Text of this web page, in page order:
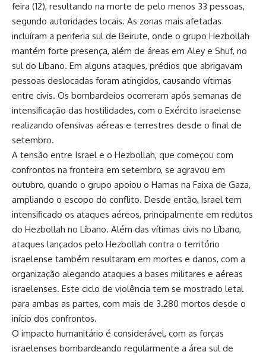
feira (12), resultando na morte de pelo menos 33 pessoas,
segundo autoridades locais. As zonas mais afetadas
incluíram a periferia sul de Beirute, onde o grupo Hezbollah
mantém forte presença, além de áreas em Aley e Shuf, no
sul do Líbano. Em alguns ataques, prédios que abrigavam
pessoas deslocadas foram atingidos, causando vítimas
entre civis. Os bombardeios ocorreram após semanas de
intensificação das hostilidades, com o Exército israelense
realizando ofensivas aéreas e terrestres desde o final de
setembro.
A tensão entre Israel e o Hezbollah, que começou com
confrontos na fronteira em setembro, se agravou em
outubro, quando o grupo apoiou o Hamas na Faixa de Gaza,
ampliando o escopo do conflito. Desde então, Israel tem
intensificado os ataques aéreos, principalmente em redutos
do Hezbollah no Líbano. Além das vítimas civis no Líbano,
ataques lançados pelo Hezbollah contra o território
israelense também resultaram em mortes e danos, com a
organização alegando ataques a bases militares e aéreas
israelenses. Este ciclo de violência tem se mostrado letal
para ambas as partes, com mais de 3.280 mortos desde o
início dos confrontos.
O impacto humanitário é considerável, com as forças
israelenses bombardeando regularmente a área sul de